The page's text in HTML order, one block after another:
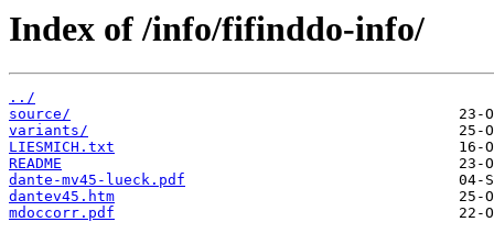
Index of /info/fifinddo-info/
../
source/
variants/
LIESMICH.txt
README
dante-mv45-lueck.pdf
dantev45.htm
mdoccorr.pdf